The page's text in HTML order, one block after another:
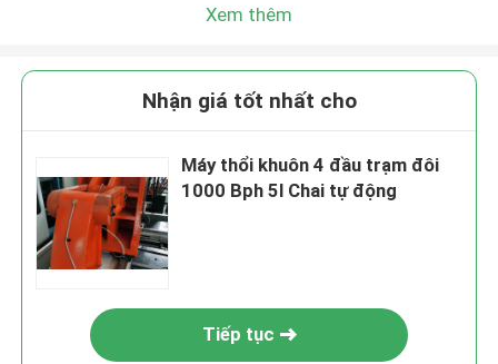
Xem thêm
Nhận giá tốt nhất cho
Máy thổi khuôn 4 đầu trạm đôi
1000 Bph 5l Chai tự động
Tiếp tục